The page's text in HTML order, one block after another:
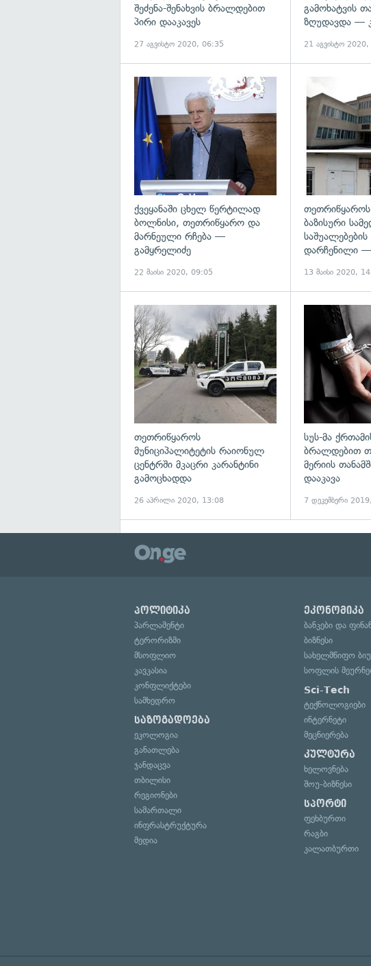
შეძენა-შენახვის ბრალდებით
პირი დააკავეს
27 აგვისტო 2020, 06:35
გამოხატვის
ზღუდავდა —
21 აგვისტო
გადახედვა
ქვეყანაში ცხელ წერტილად
ბოლნისი, თეთრიწყარო და
მარნეული რჩება —
გამყრელიძე
22 მაისი 2020, 09:05
ბაზისური
საშუალებების
დარჩენილი
13 მაისი 2020,
გადახედვა
თეთრიწყაროს
მუნიციპალიტეტის რაიონულ
ცენტრში მკაცრი კარანტინი
გამოცხადდა
26 აპრილი 2020, 13:08
სუს-მა
ბრალდებით
მერიის
დააკავა
7 დეკემბერი
პოლიტიკა
პარლამენტი
ტერორიზმი
მსოფლიო
კავკასია
კონფლიქტები
სამხედრო
საზოგადოება
ეკოლოგია
განათლება
ჯანდაცვა
თბილისი
რეგიონები
სამართალი
ინფრასტრუქტურა
მედია
ეკონომიკა
ბანკები და
ბიზნესი
სახელმწიფო
სოფლის
Sci-Tech
ტექნოლოგიები
ინტერნეტი
მეცნიერება
კულტურა
ხელოვნება
შოუ-ბიზნესი
სპორტი
ფეხბურთი
რაგბი
კალათბურთი